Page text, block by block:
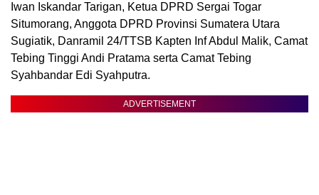
Iwan Iskandar Tarigan, Ketua DPRD Sergai Togar
Situmorang, Anggota DPRD Provinsi Sumatera Utara
Sugiatik, Danramil 24/TTSB Kapten Inf Abdul Malik, Camat
Tebing Tinggi Andi Pratama serta Camat Tebing
Syahbandar Edi Syahputra.
ADVERTISEMENT